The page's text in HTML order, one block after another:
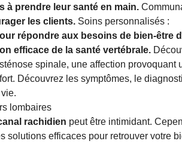
à prendre leur santé en main.
les clients. Soins personnalisés :
répondre aux besoins de bien-être
efficace de la santé vertébrale.
spinale, une affection
Découvrez les symptômes, le
lombaires
rachidien peut être intimidant.
solutions efficaces pour retrouver votre